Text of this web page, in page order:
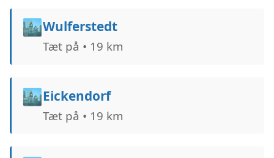
🏙️Wulferstedt
Tæt på • 19 km
🏙️Eickendorf
Tæt på • 19 km